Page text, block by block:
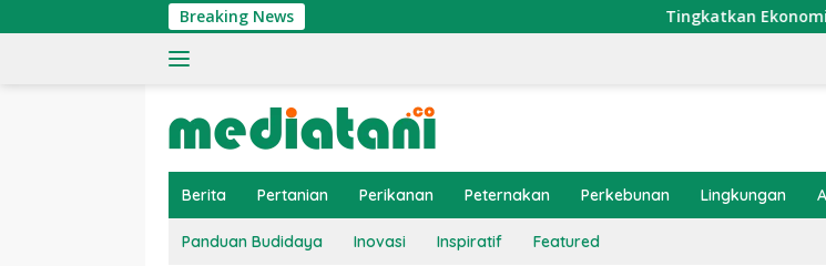
ke
Breaking News Tingkatkan Ekonomi
Berita Pertanian Perikanan Peternakan Perkebunan Lingkungan
Panduan Budidaya Inovasi Inspiratif Featured